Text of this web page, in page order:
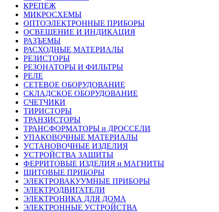
КРЕПЕЖ
МИКРОСХЕМЫ
ОПТОЭЛЕКТРОННЫЕ ПРИБОРЫ
ОСВЕЩЕНИЕ И ИНДИКАЦИЯ
РАЗЪЕМЫ
РАСХОДНЫЕ МАТЕРИАЛЫ
РЕЗИСТОРЫ
РЕЗОНАТОРЫ И ФИЛЬТРЫ
РЕЛЕ
СЕТЕВОЕ ОБОРУДОВАНИЕ
СКЛАДСКОЕ ОБОРУДОВАНИЕ
СЧЕТЧИКИ
ТИРИСТОРЫ
ТРАНЗИСТОРЫ
ТРАНСФОРМАТОРЫ и ДРОССЕЛИ
УПАКОВОЧНЫЕ МАТЕРИАЛЫ
УСТАНОВОЧНЫЕ ИЗДЕЛИЯ
УСТРОЙСТВА ЗАЩИТЫ
ФЕРРИТОВЫЕ ИЗДЕЛИЯ и МАГНИТЫ
ЩИТОВЫЕ ПРИБОРЫ
ЭЛЕКТРОВАКУУМНЫЕ ПРИБОРЫ
ЭЛЕКТРОДВИГАТЕЛИ
ЭЛЕКТРОНИКА ДЛЯ ДОМА
ЭЛЕКТРОННЫЕ УСТРОЙСТВА